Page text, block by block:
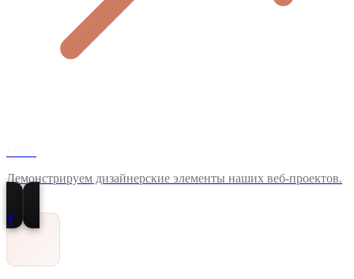
Демонстрируем дизайнерские элементы наших веб-проектов.
T